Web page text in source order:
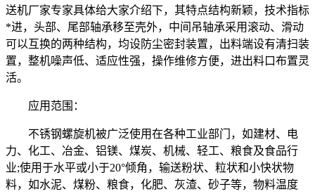
送机厂家专家具体给大家介绍下，其特点结构新颖，技术指标
*进，头部、尾部轴承移至壳外，中间吊轴承采用滚动、滑动
可以互换的两种结构，均设防尘密封装置，出料端设有清扫装
置，整机噪声低、适应性强，操作维修方便，进出料口布置灵
活。
应用范围：
不锈钢螺旋机被广泛使用在各种工业部门，如建材、电
力、化工、冶金、铝镁、煤炭、机械、轻工、粮食及食品行
业;使用于水平或小于20°倾角，输送粉状、粒状和小快状物
料，如水泥、煤粉、粮食，化肥、灰渣、砂子等，物料温度